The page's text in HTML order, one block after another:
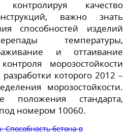
качество
важно знать
способностей изделий
температуры,
и оттаивание
морозостойкости
которого 2012 –
морозостойкости.
положения стандарта,
номером 10060.